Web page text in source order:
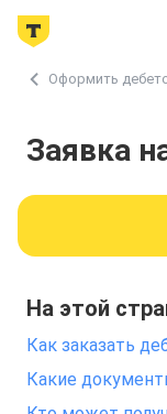
Оформить
Заявка
На этой
Как заказать
Какие